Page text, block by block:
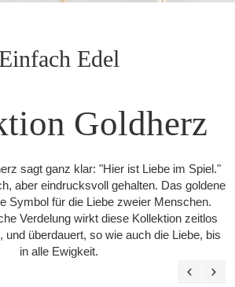
Einfach Edel
Goldherz
sagt ganz klar: "Hier ist Liebe im Spiel."
aber eindrucksvoll gehalten. Das goldene
Symbol für die Liebe zweier Menschen.
Verdelung wirkt diese Kollektion zeitlos
und überdauert, so wie auch die Liebe, bis
in alle Ewigkeit.